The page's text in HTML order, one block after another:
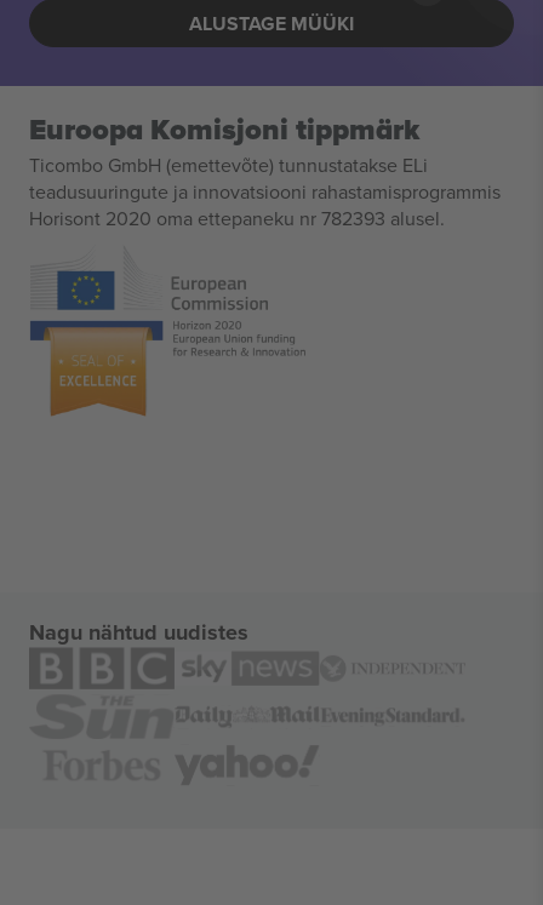
ALUSTAGE MÜÜKI
Euroopa Komisjoni tippmärk
Ticombo GmbH (emettevõte) tunnustatakse ELi
teadusuuringute ja innovatsiooni rahastamisprogrammis
Horisont 2020 oma ettepaneku nr 782393 alusel.
Nagu nähtud uudistes